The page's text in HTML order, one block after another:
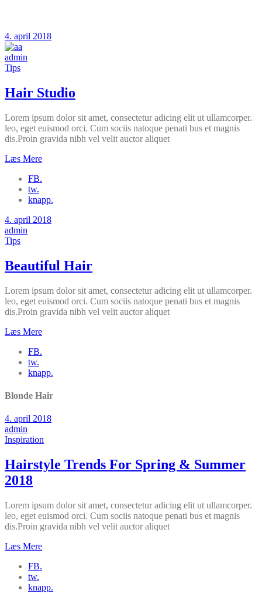
4. april 2018
admin
Tips
Hair Studio
Lorem ipsum dolor sit amet, consectetur adicing elit ut ullamcorper.
leo, eget euismod orci. Cum sociis natoque penati bus et magnis
dis.Proin gravida nibh vel velit auctor aliquet
Læs Mere
FB.
tw.
knapp.
4. april 2018
admin
Tips
Beautiful Hair
Lorem ipsum dolor sit amet, consectetur adicing elit ut ullamcorper.
leo, eget euismod orci. Cum sociis natoque penati bus et magnis
dis.Proin gravida nibh vel velit auctor aliquet
Læs Mere
FB.
tw.
knapp.
Blonde Hair
4. april 2018
admin
Inspiration
Hairstyle Trends For Spring & Summer
2018
Lorem ipsum dolor sit amet, consectetur adicing elit ut ullamcorper.
leo, eget euismod orci. Cum sociis natoque penati bus et magnis
dis.Proin gravida nibh vel velit auctor aliquet
Læs Mere
FB.
tw.
knapp.